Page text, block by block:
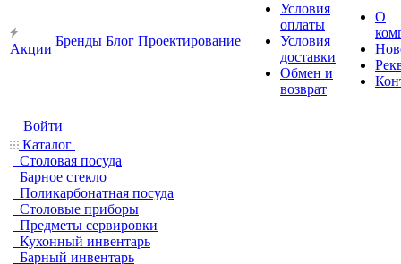
Акции
Бренды Блог Проектирование
Условия
оплаты
Условия
доставки
Обмен и
возврат
О
Войти
Каталог
Столовая посуда
Барное стекло
Поликарбонатная посуда
Столовые приборы
Предметы сервировки
Кухонный инвентарь
Барный инвентарь